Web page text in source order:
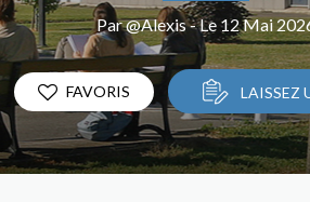
Par @Alexis - Le 12 Mai
FAVORIS LAISSEZ